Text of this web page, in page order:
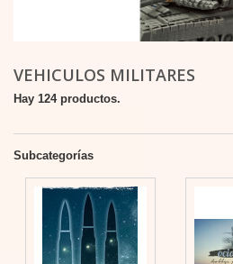
VEHICULOS MILITARES
Hay 124 productos.
Subcategorías